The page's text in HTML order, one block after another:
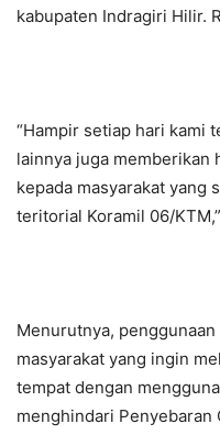
kabupaten Indragiri Hilir.
“Hampir setiap hari kami
lainnya juga memberikan
kepada masyarakat yang
teritorial Koramil 06/
Menurutnya,
masyarakat yang ingin
tempat dengan
menghindari Penyebaran